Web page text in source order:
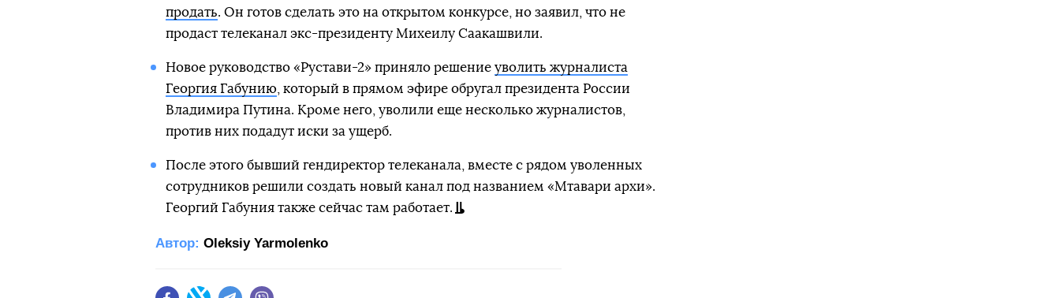
продать. Он готов сделать это на открытом конкурсе, но заявил, что не
продаст телеканал экс-президенту Михеилу Саакашвили.
Новое руководство «Рустави-2» приняло решение уволить журналиста
Георгия Габунию, который в прямом эфире обругал президента России
Владимира Путина. Кроме него, уволили еще несколько журналистов,
против них подадут иски за ущерб.
После этого бывший гендиректор телеканала, вместе с рядом уволенных
сотрудников решили создать новый канал под названием «Мтавари архи».
Георгий Габуния также сейчас там работает.
Автор: Oleksiy Yarmolenko